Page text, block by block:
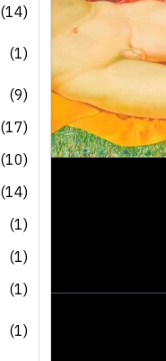
(14)
(1)
(9)
(17)
(10)
(14)
(1)
(1)
(1)
(1)